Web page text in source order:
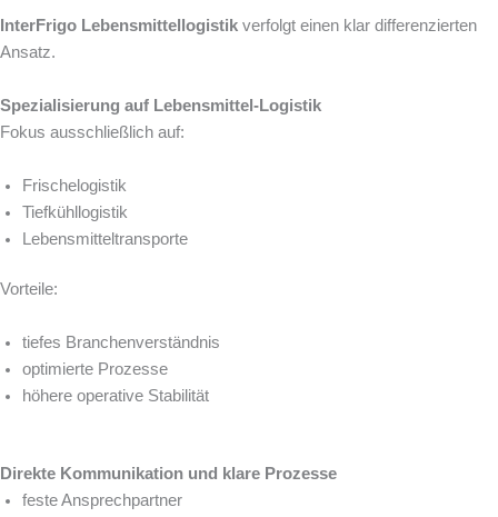
InterFrigo Lebensmittellogistik verfolgt einen klar differenzierten
Ansatz.
Spezialisierung auf Lebensmittel-Logistik
Fokus ausschließlich auf:
Frischelogistik
Tiefkühllogistik
Lebensmitteltransporte
Vorteile:
tiefes Branchenverständnis
optimierte Prozesse
höhere operative Stabilität
Direkte Kommunikation und klare Prozesse
feste Ansprechpartner